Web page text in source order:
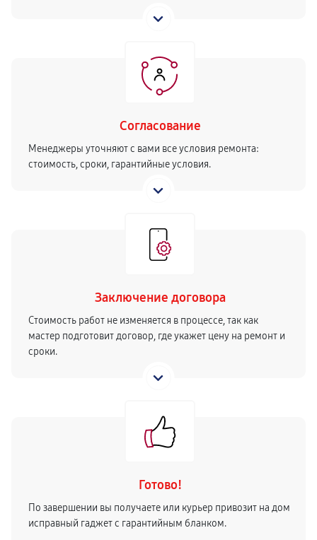
Согласование
Менеджеры уточняют с вами все условия ремонта:
стоимость, сроки, гарантийные условия.
Заключение договора
Стоимость работ не изменяется в процессе, так как
мастер подготовит договор, где укажет цену на ремонт и
сроки.
Готово!
По завершении вы получаете или курьер привозит на дом
исправный гаджет с гарантийным бланком.